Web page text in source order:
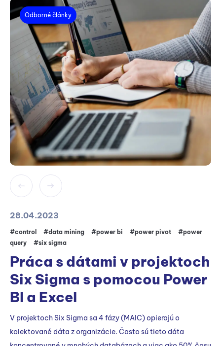
Odborné články
28.04.2023
#control #data mining #power bi #power pivot
#power
query
#six sigma
Práca s dátami v projektoch
Six Sigma s pomocou Power
BI a Excel
V projektoch Six Sigma sa 4 fázy (MAIC) opierajú o
kolektované dáta z organizácie. Často sú tieto dáta